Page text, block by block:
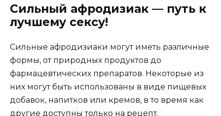
Сильный афродизиак — путь к
лучшему сексу!
Сильные афродизиаки могут иметь различные
формы, от природных продуктов до
фармацевтических препаратов. Некоторые из
них могут быть использованы в виде пищевых
добавок, напитков или кремов, в то время как
другие доступны только на рецепт.